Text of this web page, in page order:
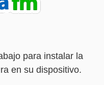
para instalar la
en su dispositivo.